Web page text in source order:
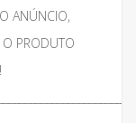
ANÚNCIO,
O PRODUTO